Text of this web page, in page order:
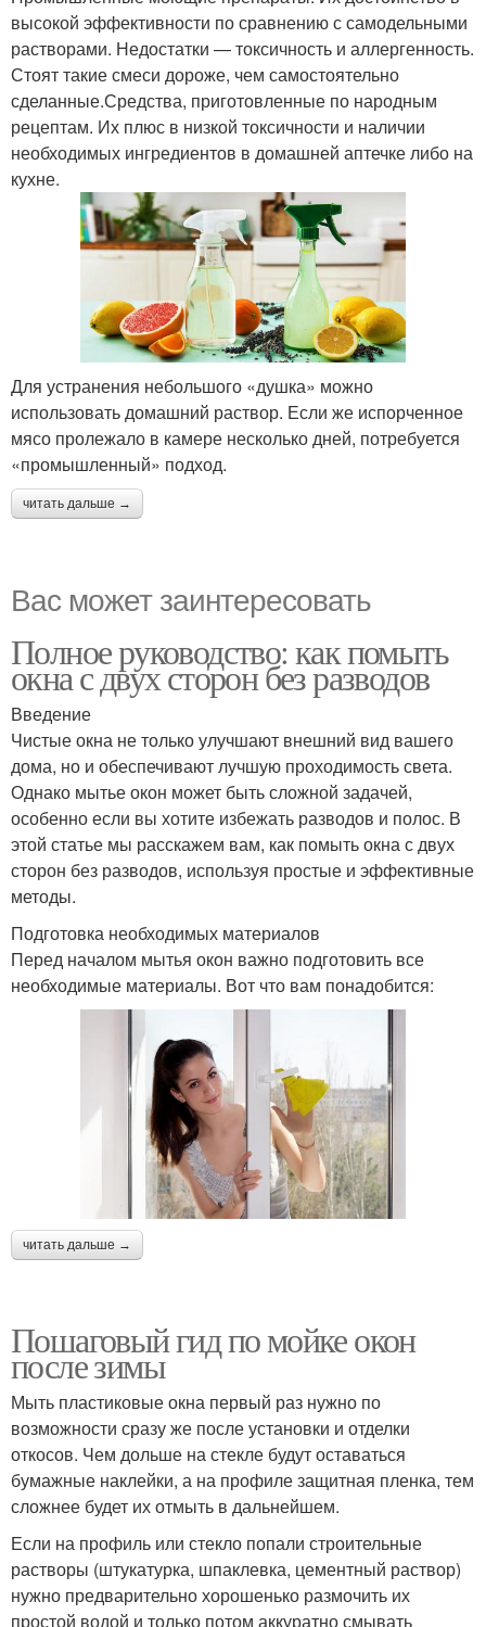
высокой эффективности по сравнению с самодельными
растворами. Недостатки — токсичность и аллергенность.
Стоят такие смеси дороже, чем самостоятельно
сделанные.Средства, приготовленные по народным
рецептам. Их плюс в низкой токсичности и наличии
необходимых ингредиентов в домашней аптечке либо на
кухне.
Для устранения небольшого «душка» можно
использовать домашний раствор. Если же испорченное
мясо пролежало в камере несколько дней, потребуется
«промышленный» подход.
читать дальше →
Вас может заинтересовать
Полное руководство: как помыть
окна с двух сторон без разводов
Введение
Чистые окна не только улучшают внешний вид вашего
дома, но и обеспечивают лучшую проходимость света.
Однако мытье окон может быть сложной задачей,
особенно если вы хотите избежать разводов и полос. В
этой статье мы расскажем вам, как помыть окна с двух
сторон без разводов, используя простые и эффективные
методы.
Подготовка необходимых материалов
Перед началом мытья окон важно подготовить все
необходимые материалы. Вот что вам понадобится:
читать дальше →
Пошаговый гид по мойке окон
после зимы
Мыть пластиковые окна первый раз нужно по
возможности сразу же после установки и отделки
откосов. Чем дольше на стекле будут оставаться
бумажные наклейки, а на профиле защитная пленка, тем
сложнее будет их отмыть в дальнейшем.
Если на профиль или стекло попали строительные
растворы (штукатурка, шпаклевка, цементный раствор)
нужно предварительно хорошенько размочить их
простой водой и только потом аккуратно смывать